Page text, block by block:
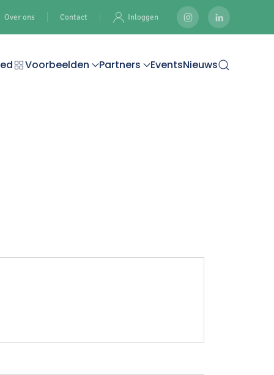
Over ons Contact Inloggen
Voorbeelden Partners EventsNieuws